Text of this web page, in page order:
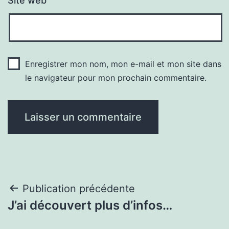
Enregistrer mon nom, mon e-mail et mon site dans
le navigateur pour mon prochain commentaire.
Navigation
de
Publication précédente
J’ai découvert plus d’infos…